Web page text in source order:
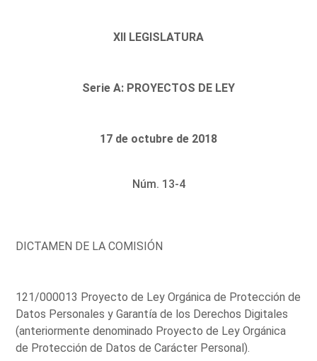
XII LEGISLATURA
Serie A: PROYECTOS DE LEY
17 de octubre de 2018
Núm. 13-4
DICTAMEN DE LA COMISIÓN
121/000013 Proyecto de Ley Orgánica de Protección de
Datos Personales y Garantía de los Derechos Digitales
(anteriormente denominado Proyecto de Ley Orgánica
de Protección de Datos de Carácter Personal).